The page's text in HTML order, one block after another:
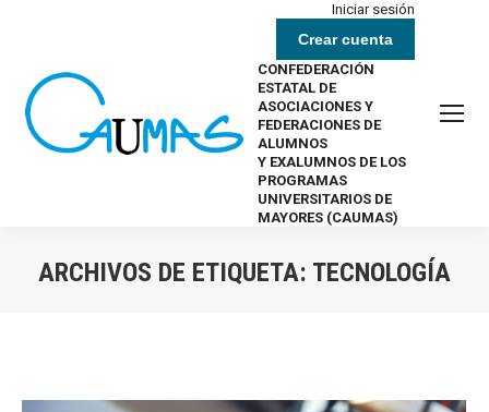
Iniciar sesión
Crear cuenta
CONFEDERACIÓN
ESTATAL DE
ASOCIACIONES Y
FEDERACIONES DE
ALUMNOS
Y EXALUMNOS DE LOS
PROGRAMAS
UNIVERSITARIOS DE
MAYORES (CAUMAS)
ARCHIVOS DE ETIQUETA: TECNOLOGÍA